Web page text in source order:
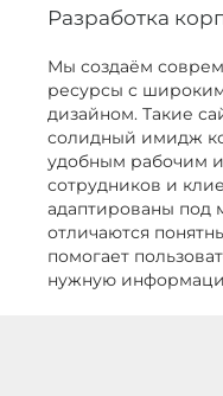
Разработка
Мы создаём
ресурсы с
дизайном. Такие
солидный имидж
удобным рабочим
сотрудников и
адаптированы под
отличаются
помогает
нужную